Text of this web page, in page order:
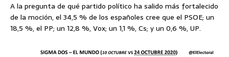
A la pregunta de qué partido político ha salido más fortalecido
de la moción, el 34,5 % de los españoles cree que el PSOE; un
18,5 %, el PP; un 12,8 %, Vox; un 1,1 %, Cs; y un 0,6 %, UP.